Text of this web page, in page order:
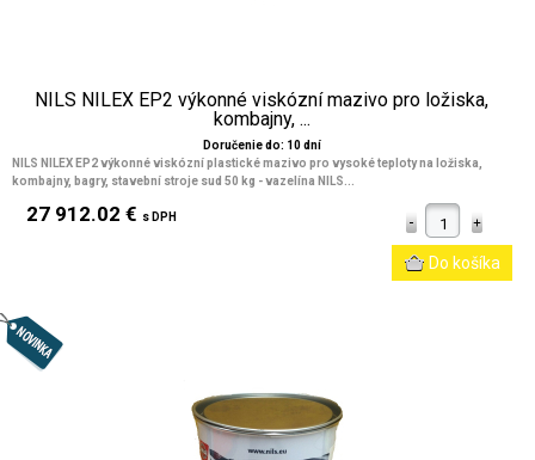
NILS NILEX EP2 výkonné viskózní mazivo pro ložiska,
kombajny, ...
Doručenie do: 10 dní
NILS NILEX EP2 výkonné viskózní plastické mazivo pro vysoké teploty na ložiska,
kombajny, bagry, stavební stroje sud 50 kg - vazelína NILS...
27 912.02 € s DPH